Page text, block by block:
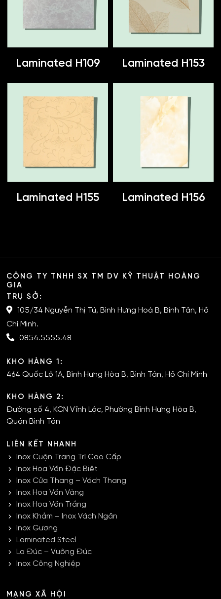
Laminated H109 Laminated H153
Laminated H155 Laminated H156
CÔNG TY TNHH SX TM DV KỸ THUẬT HOÀNG
GIA
TRỤ SỞ:
105/34 Nguyễn Thị Tú, Bình Hưng Hoà B, Bình Tân, Hồ
Chí Minh.
0854.5555.48
KHO HÀNG 1:
464 Quốc Lộ 1A, Bình Hưng Hòa B, Bình Tân, Hồ Chí Minh
KHO HÀNG 2:
Đường số 4, KCN Vĩnh Lộc, Phường Bình Hưng Hòa B,
Quận Bình Tân
LIÊN KẾT NHANH
Inox Cuộn Trang Trí Cao Cấp
Inox Hoa Văn Đặc Biệt
Inox Cửa Thang – Vách Thang
Inox Hoa Văn Vàng
Inox Hoa Văn Trắng
Inox Khảm – Inox Vách Ngăn
Inox Gương
Laminated Steel
La Đúc – Vuông Đúc
Inox Công Nghiệp
MẠNG XÃ HỘI